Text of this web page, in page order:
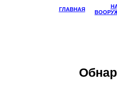
ГЛАВНАЯ